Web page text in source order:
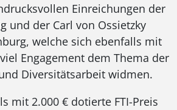
Einreichungen der
und der Carl von Ossietzky
welche sich ebenfalls mit
Engagement dem Thema der
Diversitätsarbeit widmen.
mit 2.000 € dotierte FTI-Preis